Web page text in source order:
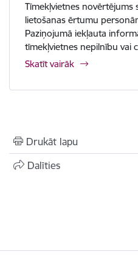
Tīmekļvietnes
lietošanas ērtumu
Paziņojumā iekļauta
tīmekļvietnes nepilnību vai
Skatīt vairāk
Drukāt lapu
Dalīties